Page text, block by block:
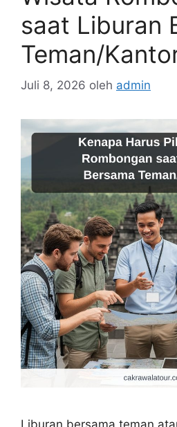
saat Liburan
Teman/
Juli 8, 2026 oleh admin
Liburan bersama teman